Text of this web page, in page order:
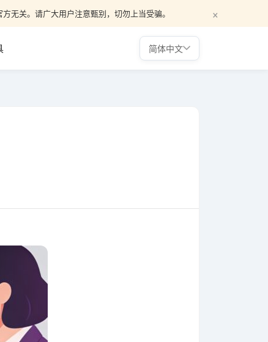
无关。请广大用户注意甄别，切勿上当受骗。 ×
简体中文